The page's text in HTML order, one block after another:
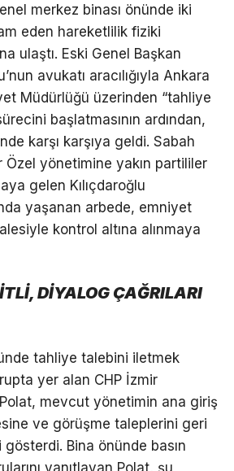
merkez binası önünde iki
eden hareketlilik fiziki
ulaştı. Eski Genel Başkan
avukatı aracılığıyla Ankara
Müdürlüğü üzerinden “tahliye
başlatmasının ardından,
karşı karşıya geldi. Sabah
yönetimine yakın partililer
gelen Kılıçdaroğlu
yaşanan arbede, emniyet
kontrol altına alınmaya
DİYALOG ÇAĞRILARI
tahliye talebini iletmek
yer alan CHP İzmir
mevcut yönetimin ana giriş
ve görüşme taleplerini geri
Bina önünde basın
yanıtlayan Polat, şu